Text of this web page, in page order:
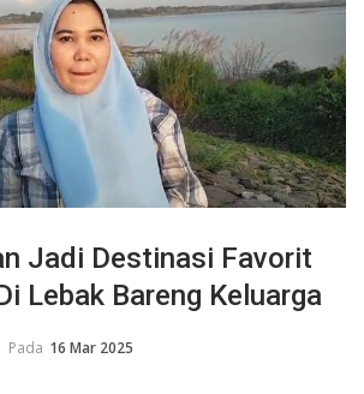
Jadi Destinasi Favorit
Lebak Bareng Keluarga
Pada 16 Mar 2025